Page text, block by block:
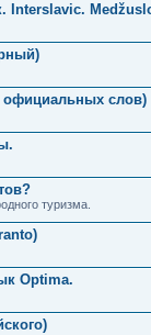
Interslavic.
официальных слов)
туризма.
Optima.